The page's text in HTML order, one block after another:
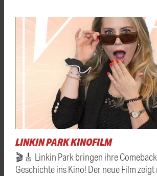
LINKIN PARK KINOFILM
🎬🎸 Linkin Park bringen ihre
Geschichte ins Kino! Der neue Film